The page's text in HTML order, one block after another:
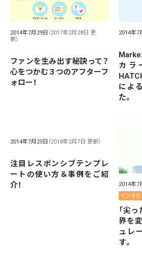
2014年7月29日 （2017年2月28日 更
新）
ファンを生み出す秘訣って？
心をつかむ３つのアフターフ
ォロー！
2014年7
カラ
によ
た。
2014年7月25日 （2018年2月7日 更新）
注目レスポンシブテンプレ
ートの使い方＆事例をご紹
介！
2014年7
インタビ
「尖
界を
ュレ
す。